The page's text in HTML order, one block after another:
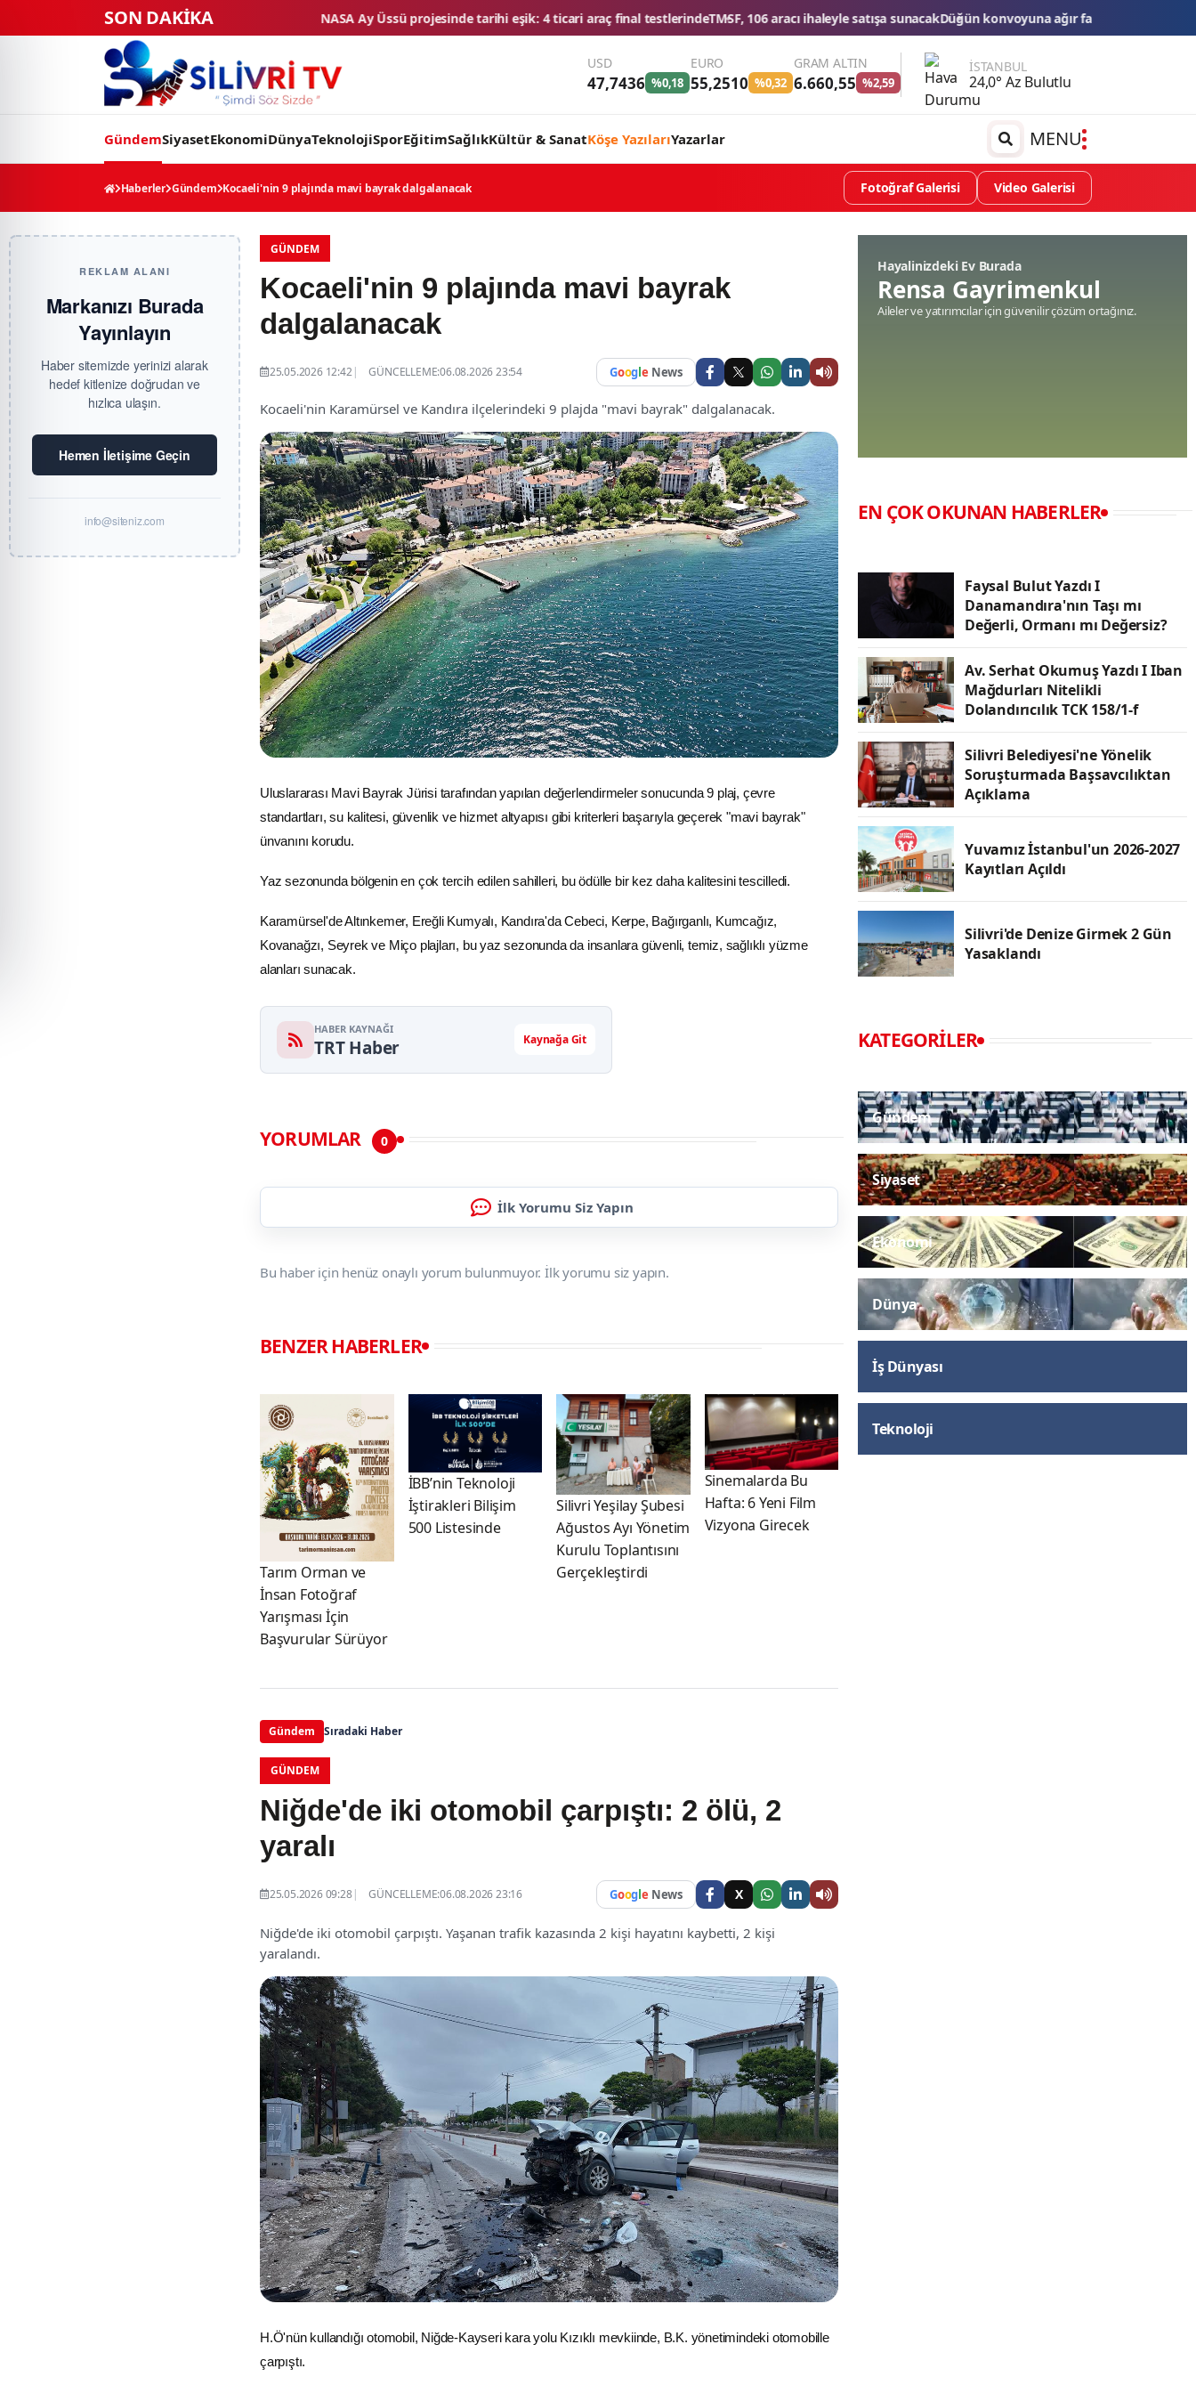
SON DAKİKA
NASA Ay Üssü projesinde tarihi eşik: 4 ticari araç final testlerindeTMSF, 106 aracı ihaleyle satışa sunacakDüğün konvoyuna ağır fatura: 540 bin lira ceza, 6 araç trafikten men
USD
47,7436 %0,18
EURO
55,2510 %0,32
GRAM ALTIN
6.660,55 %2,59
İSTANBUL
24,0° Az Bulutlu
GündemSiyasetEkonomiDünyaTeknolojiSporEğitimSağlıkKültür & SanatKöşe YazılarıYazarlar MENU
Haberler Gündem Kocaeli'nin 9 plajında mavi bayrak dalgalanacak Fotoğraf Galerisi Video Galerisi
REKLAM ALANI
Markanızı Burada
Yayınlayın
Haber sitemizde yerinizi alarak
hedef kitlenize doğrudan ve
hızlıca ulaşın.
Hemen İletişime Geçin
info@siteniz.com
GÜNDEM
Kocaeli'nin 9 plajında mavi bayrak
dalgalanacak
25.05.2026 12:42 GÜNCELLEME:06.08.2026 23:54 Google News
Kocaeli'nin Karamürsel ve Kandıra ilçelerindeki 9 plajda "mavi bayrak" dalgalanacak.
Uluslararası Mavi Bayrak Jürisi tarafından yapılan değerlendirmeler sonucunda 9 plaj, çevre
standartları,sukalitesi, güvenlik ve hizmet altyapısı gibi kriterleri başarıyla geçerek "mavi bayrak"
ünvanını korudu.
Yaz sezonunda bölgenin en çok tercih edilen sahilleri, bu ödülle bir kez daha kalitesini tescilledi.
Karamürsel'de Altınkemer, Ereğli Kumyalı, Kandıra'da Cebeci, Kerpe, Bağırganlı, Kumcağız,
Kovanağzı, Seyrek ve Miço plajları, bu yaz sezonunda da insanlara güvenli, temiz, sağlıklı yüzme
alanları sunacak.
HABER KAYNAĞI
TRT Haber Kaynağa Git
YORUMLAR 0
İlk Yorumu Siz Yapın
Bu haber için henüz onaylı yorum bulunmuyor. İlk yorumu siz yapın.
BENZER HABERLER
Tarım Orman ve
İnsan Fotoğraf
Yarışması İçin
Başvurular Sürüyor
İBB’nin Teknoloji
İştirakleri Bilişim
500 Listesinde
Silivri Yeşilay Şubesi
Ağustos Ayı Yönetim
Kurulu Toplantısını
Gerçekleştirdi
Sinemalarda Bu
Hafta: 6 Yeni Film
Vizyona Girecek
Gündem Sıradaki Haber
GÜNDEM
Niğde'de iki otomobil çarpıştı: 2 ölü, 2
yaralı
25.05.2026 09:28 GÜNCELLEME:06.08.2026 23:16 Google News X
Niğde'de iki otomobil çarpıştı. Yaşanan trafik kazasında 2 kişi hayatını kaybetti, 2 kişi
yaralandı.
H.Ö'nün kullandığı otomobil, Niğde-Kayseri kara yolu Kızıklı mevkiinde, B.K. yönetimindeki otomobille
çarpıştı.
Hayalinizdeki Ev Burada
Rensa Gayrimenkul
Aileler ve yatırımcılar için güvenilir çözüm ortağınız.
EN ÇOK OKUNAN HABERLER
Faysal Bulut Yazdı I
Danamandıra'nın Taşı mı
Değerli, Ormanı mı Değersiz?
Av. Serhat Okumuş Yazdı I Iban
Mağdurları Nitelikli
Dolandırıcılık TCK 158/1-f
Silivri Belediyesi'ne Yönelik
Soruşturmada Başsavcılıktan
Açıklama
Yuvamız İstanbul'un 2026-2027
Kayıtları Açıldı
Silivri'de Denize Girmek 2 Gün
Yasaklandı
KATEGORILER
Gündem
Siyaset
Ekonomi
Dünya
İş Dünyası
Teknoloji